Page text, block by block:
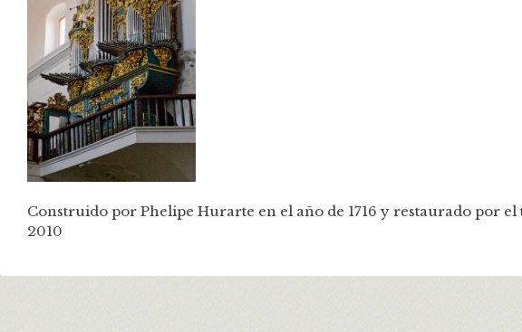
Construido por Phelipe Hurarte en el año de 1716 y restaurado por
2010